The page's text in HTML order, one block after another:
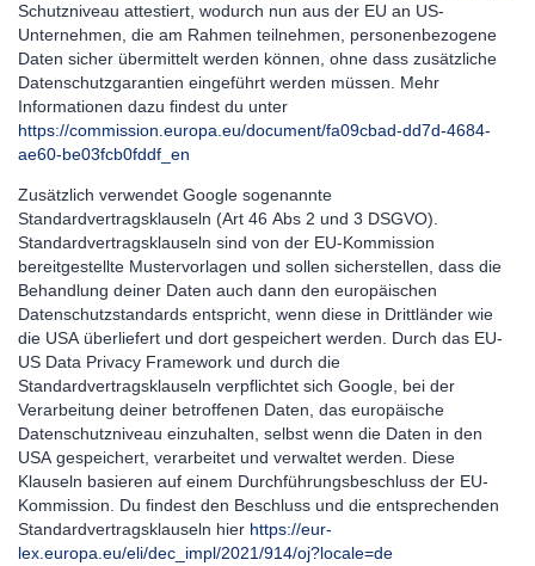
Schutzniveau attestiert, wodurch nun aus der EU an US-
Unternehmen, die am Rahmen teilnehmen, personenbezogene
Daten sicher übermittelt werden können, ohne dass zusätzliche
Datenschutzgarantien eingeführt werden müssen. Mehr
Informationen dazu findest du unter
https://commission.europa.eu/document/fa09cbad-dd7d-4684-
ae60-be03fcb0fddf_en
Zusätzlich verwendet Google sogenannte
Standardvertragsklauseln (Art 46 Abs 2 und 3 DSGVO).
Standardvertragsklauseln sind von der EU-Kommission
bereitgestellte Mustervorlagen und sollen sicherstellen, dass die
Behandlung deiner Daten auch dann den europäischen
Datenschutzstandards entspricht, wenn diese in Drittländer wie
die USA überliefert und dort gespeichert werden. Durch das EU-
US Data Privacy Framework und durch die
Standardvertragsklauseln verpflichtet sich Google, bei der
Verarbeitung deiner betroffenen Daten, das europäische
Datenschutzniveau einzuhalten, selbst wenn die Daten in den
USA gespeichert, verarbeitet und verwaltet werden. Diese
Klauseln basieren auf einem Durchführungsbeschluss der EU-
Kommission. Du findest den Beschluss und die entsprechenden
Standardvertragsklauseln hier https://eur-
lex.europa.eu/eli/dec_impl/2021/914/oj?locale=de